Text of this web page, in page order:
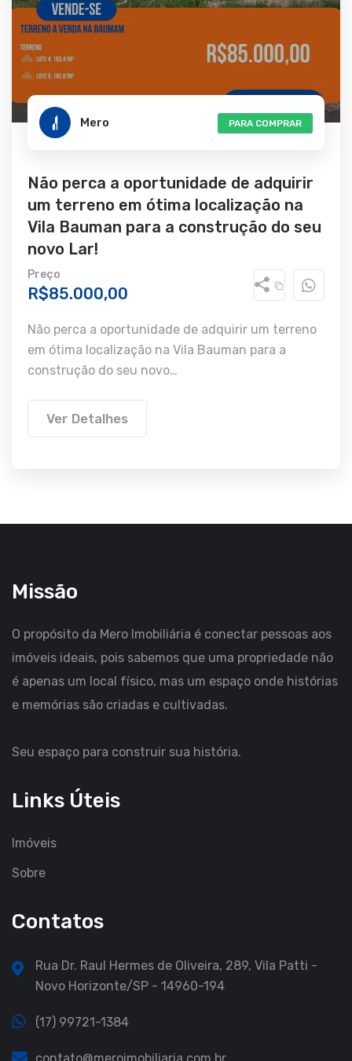
Mero PARA COMPRAR
Não perca a oportunidade de adquirir
um terreno em ótima localização na
Vila Bauman para a construção do seu
novo Lar!
Preço
R$85.000,00
Não perca a oportunidade de adquirir um terreno
em ótima localização na Vila Bauman para a
construção do seu novo…
Ver Detalhes
Missão
O propósito da Mero Imobiliária é conectar pessoas aos
imóveis ideais, pois sabemos que uma propriedade não
é apenas um local físico, mas um espaço onde histórias
e memórias são criadas e cultivadas.
Seu espaço para construir sua história.
Links Úteis
Imóveis
Sobre
Contatos
Rua Dr. Raul Hermes de Oliveira, 289, Vila Patti -
Novo Horizonte/SP - 14960-194
(17) 99721-1384